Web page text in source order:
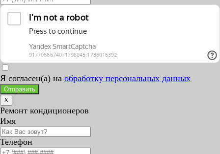
Я согласен(а) на обработку персональных данных
Отправить
X
Ремонт кондиционеров
Имя
Телефон